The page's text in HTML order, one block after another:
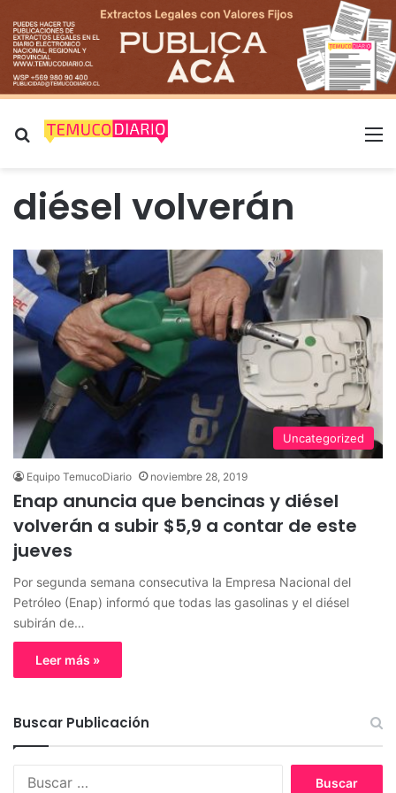
Buscar por
diésel volverán
Uncategorized
Equipo TemucoDiario noviembre 28, 2019
Enap anuncia que bencinas y diésel
volverán a subir $5,9 a contar de este
jueves
Por segunda semana consecutiva la Empresa Nacional del
Petróleo (Enap) informó que todas las gasolinas y el diésel
subirán de…
Leer más »
Buscar Publicación